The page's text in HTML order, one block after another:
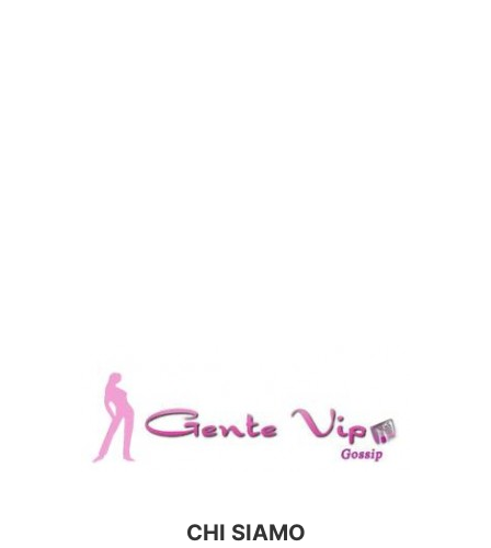
CHI SIAMO